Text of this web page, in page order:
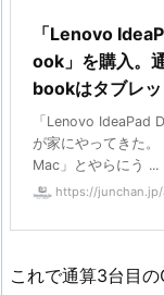
「Lenovo
ook」を購入。
bookはタブレ
「Lenovo IdeaPad
が家にやってきた
Mac」とやらにう ...
https://
これで通算3台目